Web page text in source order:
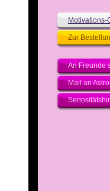
Motivations-
Zur
An Freunde
Mail an